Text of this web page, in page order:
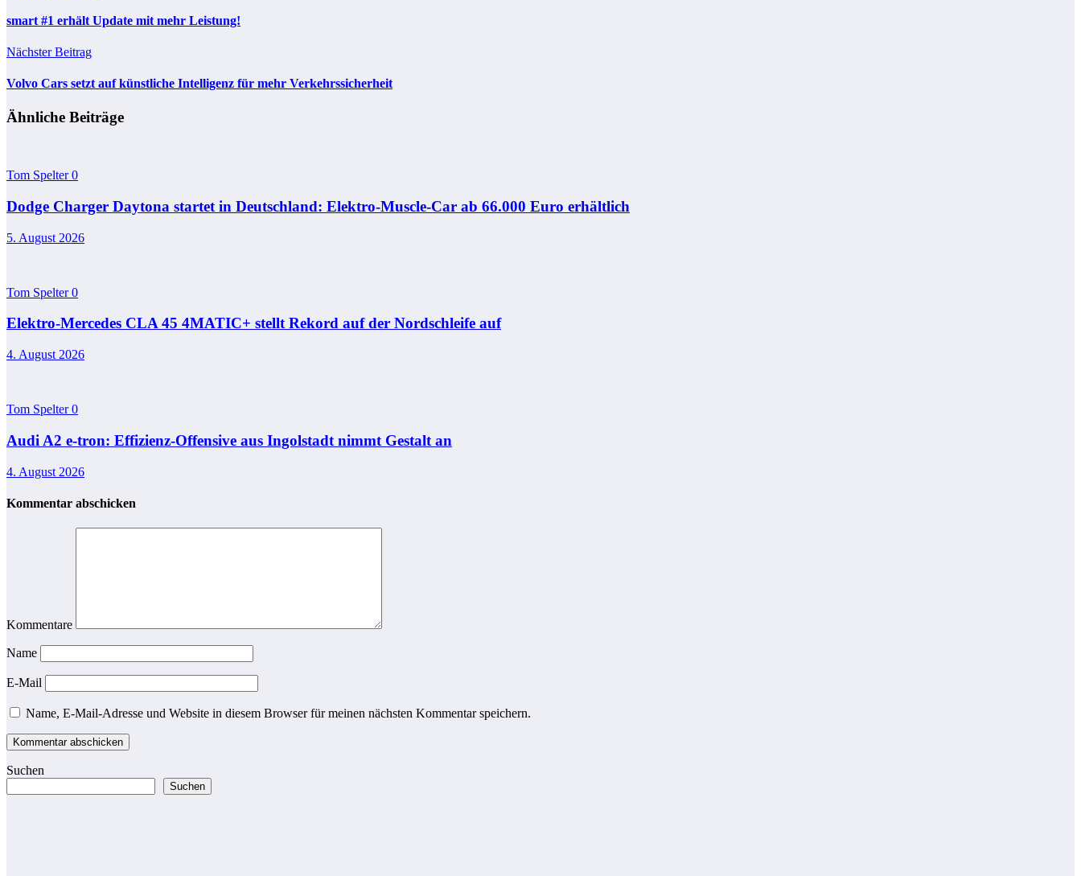
smart #1 erhält Update mit mehr Leistung!
Nächster Beitrag
Volvo Cars setzt auf künstliche Intelligenz für mehr Verkehrssicherheit
Ähnliche Beiträge
Tom Spelter0
Dodge Charger Daytona startet in Deutschland: Elektro-Muscle-Car ab 66.000 Euro erhältlich
5. August 2026
Tom Spelter0
Elektro-Mercedes CLA 45 4MATIC+ stellt Rekord auf der Nordschleife auf
4. August 2026
Tom Spelter0
Audi A2 e-tron: Effizienz-Offensive aus Ingolstadt nimmt Gestalt an
4. August 2026
Kommentar abschicken
Kommentare
Name
E-Mail
Name, E-Mail-Adresse und Website in diesem Browser für meinen nächsten Kommentar speichern.
Suchen
Suchen